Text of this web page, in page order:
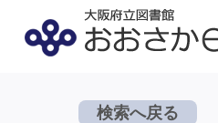
検索へ戻る